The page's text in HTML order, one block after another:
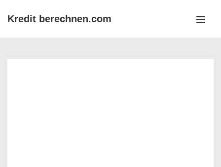
ZumKredit berechnen.com